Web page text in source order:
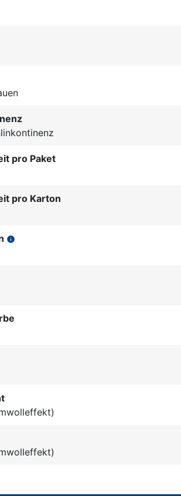
pro Paket
pro Karton
info